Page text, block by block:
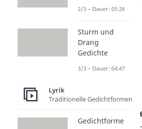
Weitere
2/3 – Dauer: 05:26
Sturm und
Drang
Gedichte
3/3 – Dauer: 04:47
Lyrik
Traditionelle Gedichtformen
Gedichtforme